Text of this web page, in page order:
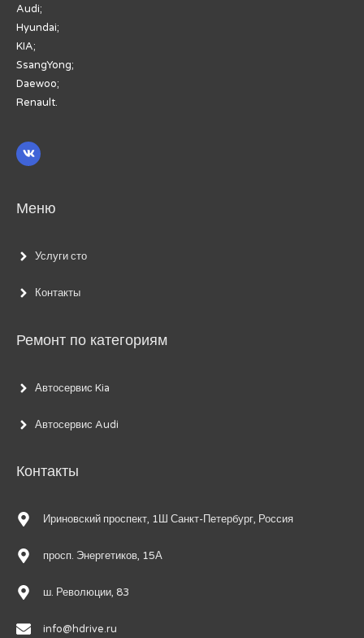
Audi;
Hyundai;
KIA;
SsangYong;
Daewoo;
Renault.
Меню
Услуги сто
Контакты
Ремонт по категориям
Автосервис Kia
Автосервис Audi
Контакты
Ириновский проспект, 1Ш Санкт-Петербург, Россия
просп. Энергетиков, 15А
ш. Революции, 83
info@hdrive.ru